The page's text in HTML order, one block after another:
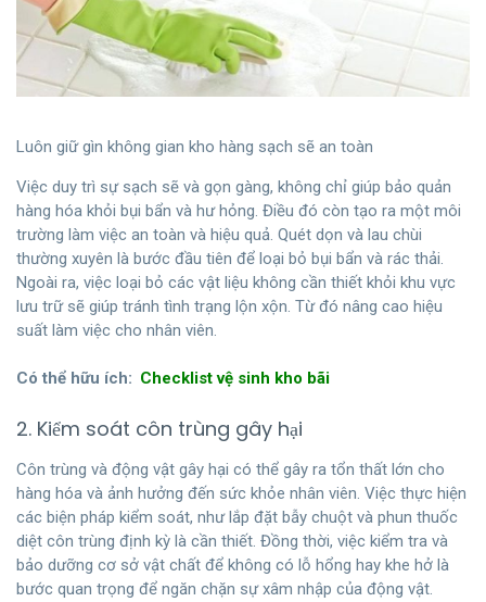
Luôn giữ gìn không gian kho hàng sạch sẽ an toàn
Việc duy trì sự sạch sẽ và gọn gàng, không chỉ giúp bảo quản
hàng hóa khỏi bụi bẩn và hư hỏng. Điều đó còn tạo ra một môi
trường làm việc an toàn và hiệu quả. Quét dọn và lau chùi
thường xuyên là bước đầu tiên để loại bỏ bụi bẩn và rác thải.
Ngoài ra, việc loại bỏ các vật liệu không cần thiết khỏi khu vực
lưu trữ sẽ giúp tránh tình trạng lộn xộn. Từ đó nâng cao hiệu
suất làm việc cho nhân viên.
Có thể hữu ích: Checklist vệ sinh kho bãi
2. Kiểm soát côn trùng gây hại
Côn trùng và động vật gây hại có thể gây ra tổn thất lớn cho
hàng hóa và ảnh hưởng đến sức khỏe nhân viên. Việc thực hiện
các biện pháp kiểm soát, như lắp đặt bẫy chuột và phun thuốc
diệt côn trùng định kỳ là cần thiết. Đồng thời, việc kiểm tra và
bảo dưỡng cơ sở vật chất để không có lỗ hổng hay khe hở là
bước quan trọng để ngăn chặn sự xâm nhập của động vật.